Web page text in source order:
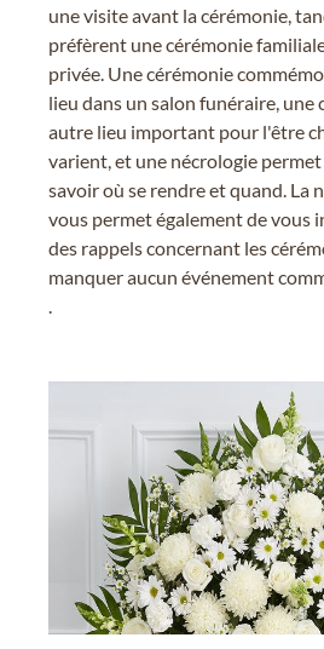
une visite avant la cérémonie,
préfèrent une cérémonie
privée. Une cérémonie
lieu dans un salon funéraire, une
autre lieu important pour l'être
varient, et une nécrologie
savoir où se rendre et quand. La
vous permet également de vous
des rappels concernant les
manquer aucun événement